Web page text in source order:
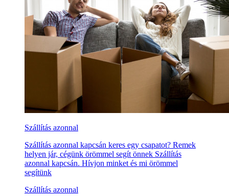
Szállítás azonnal
Szállítás azonnal kapcsán keres egy csapatot? Remek
helyen jár, cégünk örömmel segít önnek Szállítás
azonnal kapcsán. Hívjon minket és mi örömmel
segítünk
Szállítás azonnal